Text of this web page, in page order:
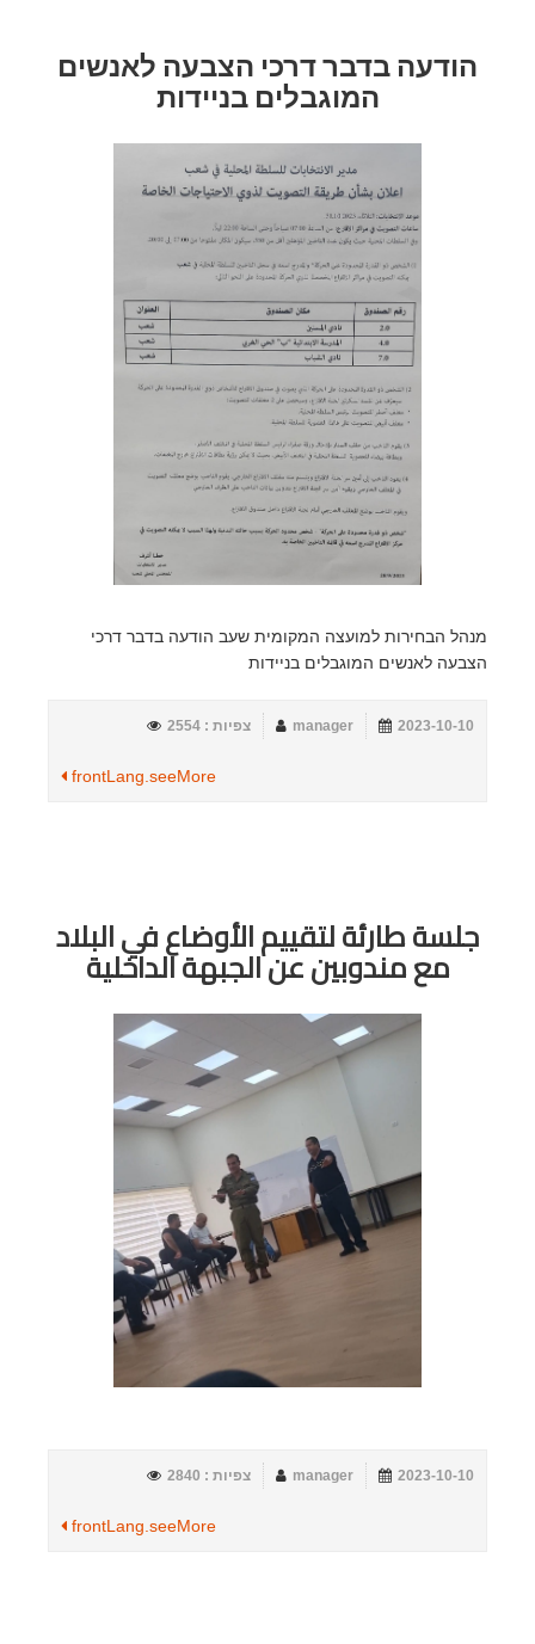
הודעה בדבר דרכי הצבעה לאנשים
המוגבלים בניידות
מנהל הבחירות למועצה המקומית שעב הודעה בדבר דרכי
הצבעה לאנשים המוגבלים בניידות
2023-10-10
manager צפיות : 2554
frontLang.seeMore
جلسة طارئة لتقييم الأوضاع في البلاد
مع مندوبين عن الجبهة الداخلية
2023-10-10
manager צפיות : 2840
frontLang.seeMore